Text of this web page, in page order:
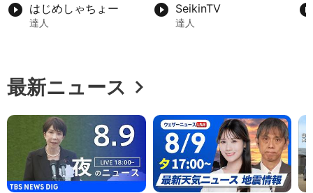
play_circle_filled はじめしゃちょー
達人
play_circle_filled SeikinTV
達人
最新ニュース chevron_right